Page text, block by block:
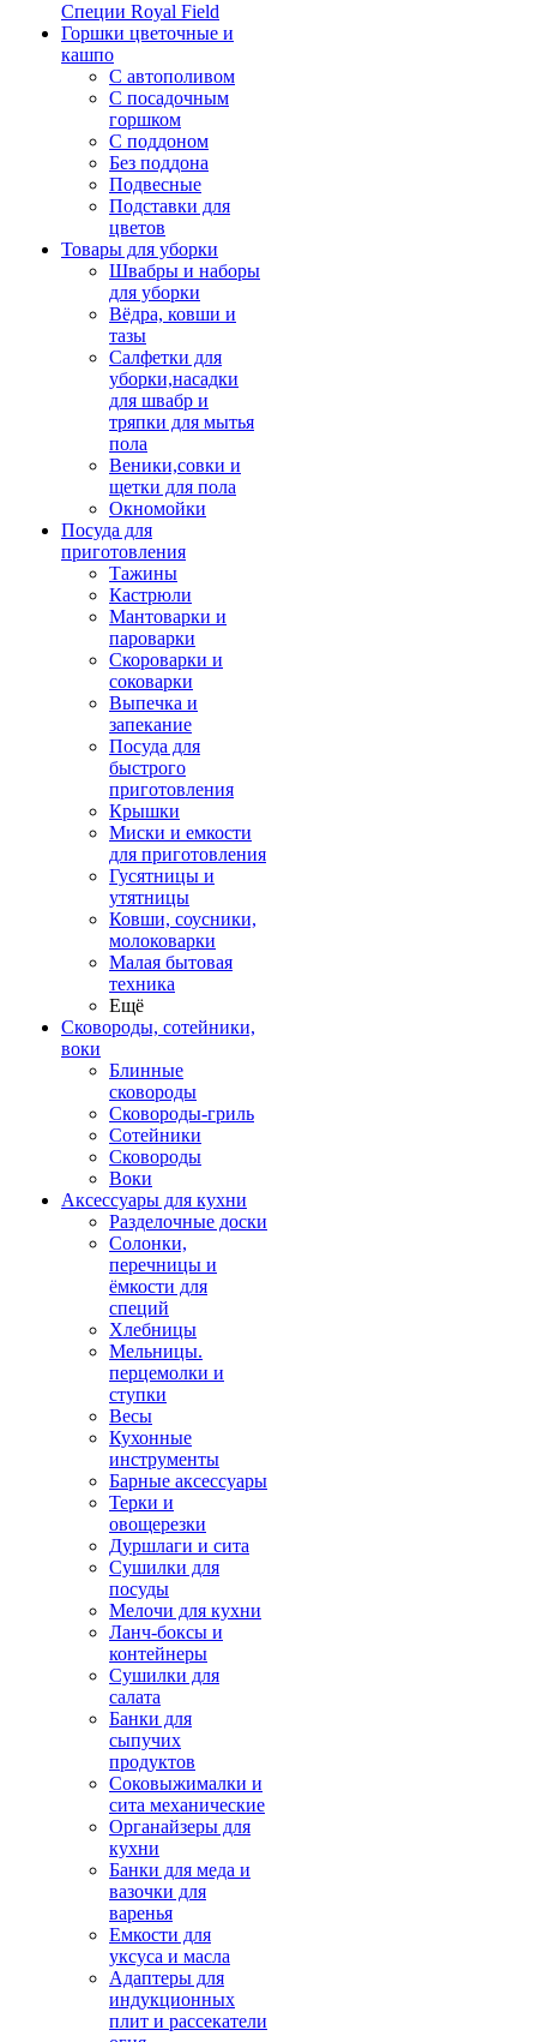
Специи Royal Field
Горшки цветочные и
кашпо
С автополивом
С посадочным
горшком
С поддоном
Без поддона
Подвесные
Подставки для
цветов
Товары для уборки
Швабры и наборы
для уборки
Вёдра, ковши и
тазы
Салфетки для
уборки,насадки
для швабр и
тряпки для мытья
пола
Веники,совки и
щетки для пола
Окномойки
Посуда для
приготовления
Тажины
Кастрюли
Мантоварки и
пароварки
Скороварки и
соковарки
Выпечка и
запекание
Посуда для
быстрого
приготовления
Крышки
Миски и емкости
для приготовления
Гусятницы и
утятницы
Ковши, соусники,
молоковарки
Малая бытовая
техника
Ещё
Сковороды, сотейники,
воки
Блинные
сковороды
Сковороды-гриль
Сотейники
Сковороды
Воки
Аксессуары для кухни
Разделочные доски
Солонки,
перечницы и
ёмкости для
специй
Хлебницы
Мельницы.
перцемолки и
ступки
Весы
Кухонные
инструменты
Барные аксессуары
Терки и
овощерезки
Дуршлаги и сита
Сушилки для
посуды
Мелочи для кухни
Ланч-боксы и
контейнеры
Сушилки для
салата
Банки для
сыпучих
продуктов
Соковыжималки и
сита механические
Органайзеры для
кухни
Банки для меда и
вазочки для
варенья
Емкости для
уксуса и масла
Адаптеры для
индукционных
плит и рассекатели